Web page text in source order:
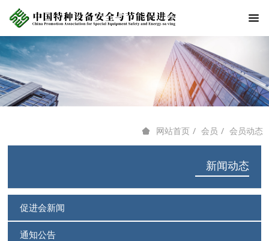
新闻动态
促进会新闻
通知公告
网站首页 会员 会员动态